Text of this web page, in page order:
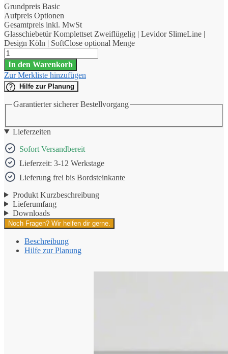
Grundpreis Basic
Aufpreis Optionen
Gesamtpreis inkl. MwSt
Glasschiebetür Komplettset Zweiflügelig | Levidor SlimeLine |
Design Köln | SoftClose optional Menge
In den Warenkorb
Zur Merkliste hinzufügen
Hilfe zur Planung
Garantierter sicherer Bestellvorgang
Lieferzeiten
Sofort Versandbereit
Lieferzeit: 3-12 Werkstage
Lieferung frei bis Bordsteinkante
Produkt Kurzbeschreibung
Lieferumfang
Downloads
Noch Fragen? Wir helfen dir gerne.
Beschreibung
Hilfe zur Planung